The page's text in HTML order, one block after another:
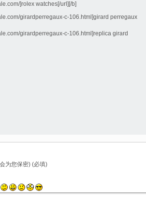
]rolex watches[/url][/b]
girardperregaux-c-106.html]girard perregaux
girardperregaux-c-106.html]replica girard
为您保密) (必填)